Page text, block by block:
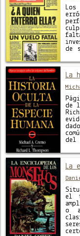
de
La
de
del
La
el
o